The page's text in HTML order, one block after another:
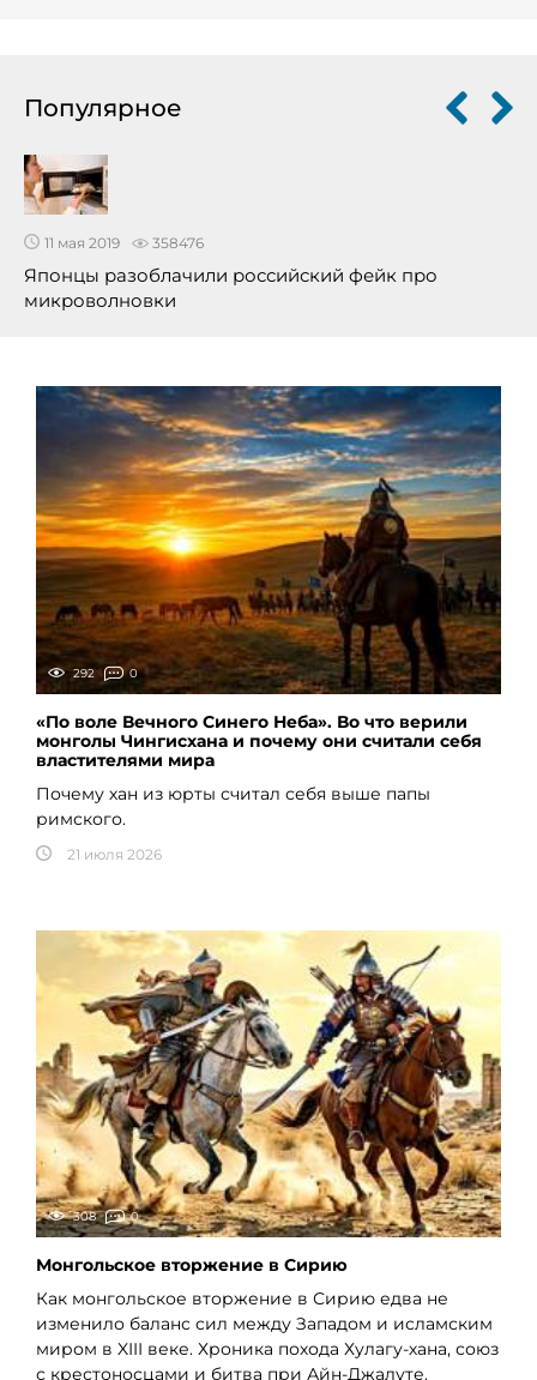
Популярное
11 мая 2019 358476
Японцы разоблачили российский фейк про
микроволновки
292 0
«По воле Вечного Синего Неба». Во что верили
монголы Чингисхана и почему они считали себя
властителями мира
Почему хан из юрты считал себя выше папы
римского.
21 июля 2026
308 0
Монгольское вторжение в Сирию
Как монгольское вторжение в Сирию едва не
изменило баланс сил между Западом и исламским
миром в XIII веке. Хроника похода Хулагу-хана, союз
с крестоносцами и битва при Айн-Джалуте.